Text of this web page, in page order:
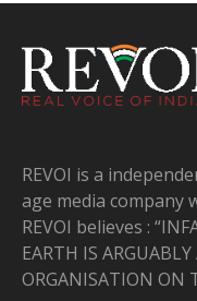
REVOI is a
age media company
REVOI believes :
EARTH IS
ORGANISATION ON